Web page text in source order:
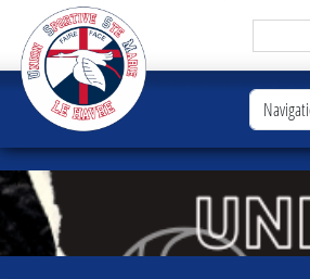
Panneau de gestion des cookies